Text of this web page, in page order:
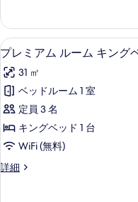
す
べ
て
の
写
真
を
表
示
の
詳
細
ン
グ
ベ
ッ
ド
1
台
(View)
の
ス
ル
ー
キ
ン
グ
ベ
ッ
ド
台
プ
レ
ミ
ア
ム
ル
ム
5
プレミアム ルーム キング
31 ㎡
ベッドルーム 1 室
定員 3 名
キングベッド 1 台
WiFi (無料)
詳細
プ